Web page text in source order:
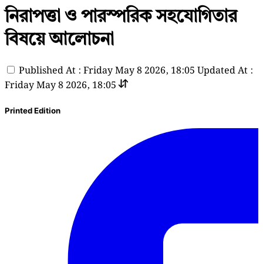
নিরাপত্তা ও পারস্পরিক সহযোগিতার
বিষয়ে আলোচনা
Published At : Friday May 8 2026, 18:05 Updated At :
Friday May 8 2026, 18:05
Printed Edition